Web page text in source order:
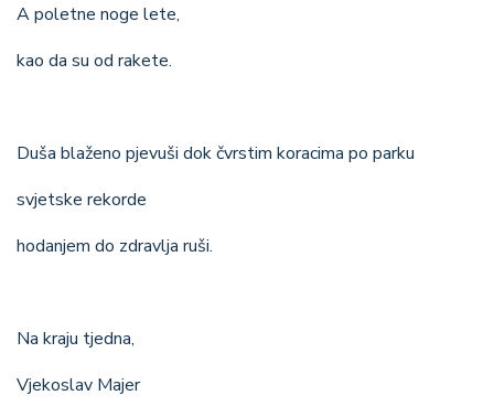
A poletne noge lete,
kao da su od rakete.
Duša blaženo pjevuši dok čvrstim koracima po parku
svjetske rekorde
hodanjem do zdravlja ruši.
Na kraju tjedna,
Vjekoslav Majer